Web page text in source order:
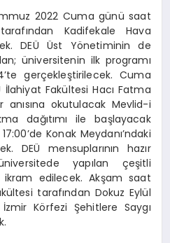
2022 Cuma günü saat
Kadifekale Hava
DEÜ Üst Yönetiminin de
üniversitenin ilk programı
gerçekleştirilecek. Cuma
İlahiyat Fakültesi Hacı Fatma
anısına okutulacak Mevlid-i
dağıtımı ile başlayacak
Konak Meydanı’ndaki
DEÜ mensuplarının hazır
yapılan çeşitli
edilecek. Akşam saat
tarafından Dokuz Eylül
Körfezi Şehitlere Saygı